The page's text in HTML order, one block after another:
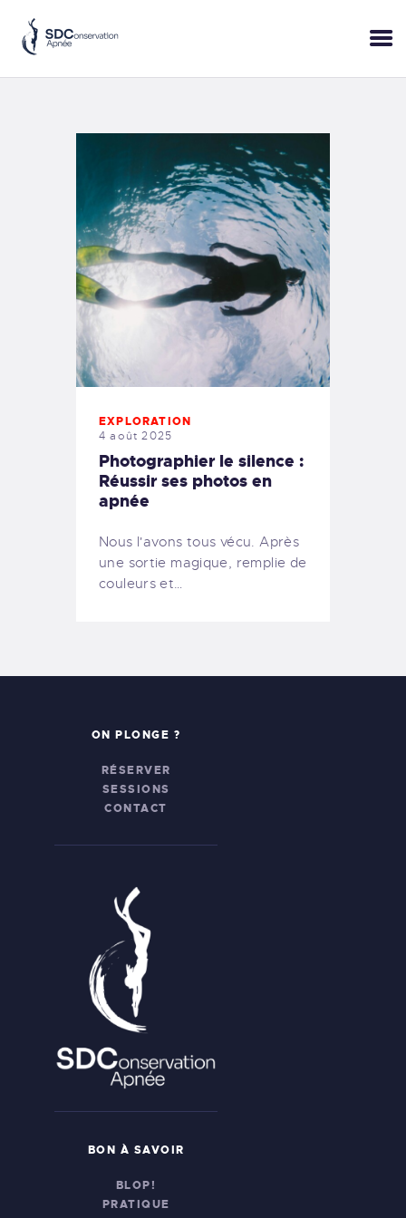
ACCUEIL
PRATIQUE
BLOP!
A PROPOS
BONS CADEAUX
RÉSERVER
+33 (6) 95 50 18 95
EXPLORATION
4 août 2025
Photographier le silence :
Réussir ses photos en
apnée
Nous l'avons tous vécu. Après
une sortie magique, remplie de
couleurs et…
ON PLONGE ?
RÉSERVER
SESSIONS
CONTACT
BON À SAVOIR
BLOP!
PRATIQUE